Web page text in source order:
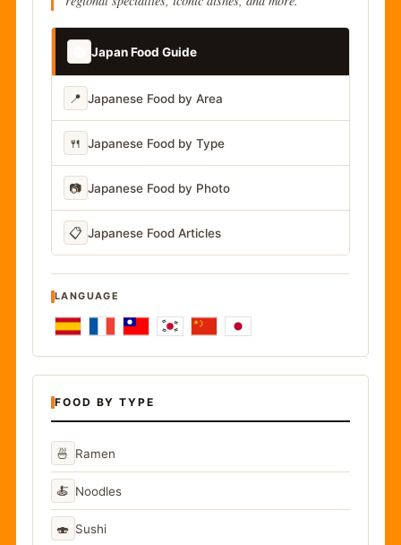
Japan Food Guide
📍 Japanese Food by Area
🍴 Japanese Food by Type
📷 Japanese Food by Photo
📋 Japanese Food Articles
LANGUAGE
FOOD BY TYPE
🍜 Ramen
🍝 Noodles
🍣 Sushi